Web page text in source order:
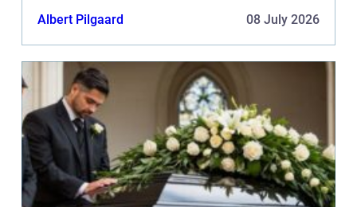
Albert Pilgaard 08 July 2026